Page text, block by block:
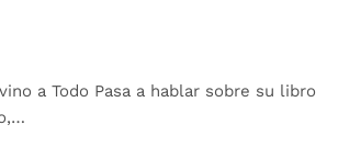
a Todo Pasa a hablar sobre su libro